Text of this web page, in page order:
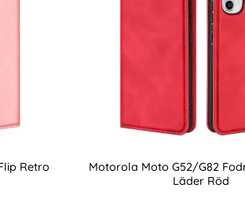
Retro
Motorola Moto G52/G82
Läder Röd